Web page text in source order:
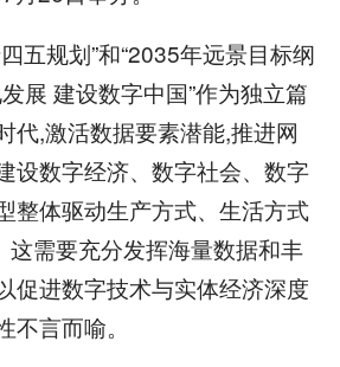
规划”和“2035年远景目标纲
展 建设数字中国”作为独立篇
代,激活数据要素潜能,推进网
设数字经济、数字社会、数字
整体驱动生产方式、生活方式
这需要充分发挥海量数据和丰
促进数字技术与实体经济深度
言而喻。